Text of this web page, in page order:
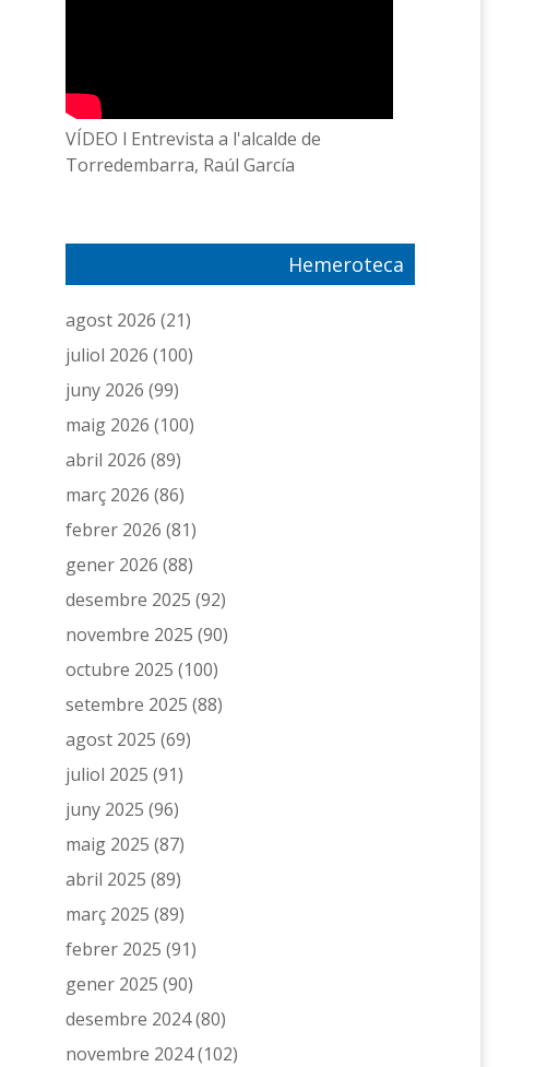
VÍDEO l Entrevista a l'alcalde de
Torredembarra, Raúl García
Hemeroteca
agost 2026 (21)
juliol 2026 (100)
juny 2026 (99)
maig 2026 (100)
abril 2026 (89)
març 2026 (86)
febrer 2026 (81)
gener 2026 (88)
desembre 2025 (92)
novembre 2025 (90)
octubre 2025 (100)
setembre 2025 (88)
agost 2025 (69)
juliol 2025 (91)
juny 2025 (96)
maig 2025 (87)
abril 2025 (89)
març 2025 (89)
febrer 2025 (91)
gener 2025 (90)
desembre 2024(80)
novembre 2024(102)